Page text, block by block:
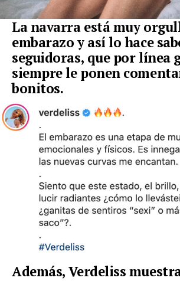
La navarra está muy
embarazo y así lo hace
seguidoras, que por línea
siempre le ponen
bonitos.
Además, Verdeliss